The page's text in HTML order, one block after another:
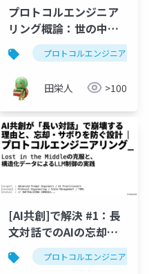
プロンプトエンジニアリング
プロトコルエンジニア
リング概論：世の中の
AI活用手法とPEの決定
的な境界線
プロトコルエンジニアリン
田栄人 >100
プロンプトエンジニアリング
[AI共創]で解決 #1：長
文対話でのAIの忘却・
サボりを防ぐプロトコ
ル設計
プロトコルエンジニアリン